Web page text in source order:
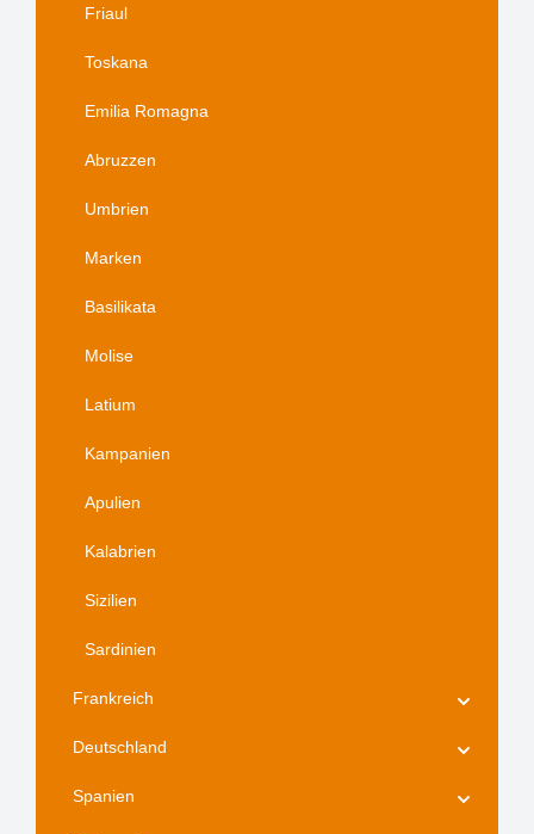
Friaul
Toskana
Emilia Romagna
Abruzzen
Umbrien
Marken
Basilikata
Molise
Latium
Kampanien
Apulien
Kalabrien
Sizilien
Sardinien
Frankreich
Deutschland
Spanien